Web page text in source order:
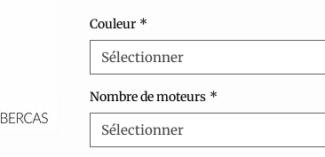
Couleur *
Sélectionner
Nombre de moteurs *
Sélectionner